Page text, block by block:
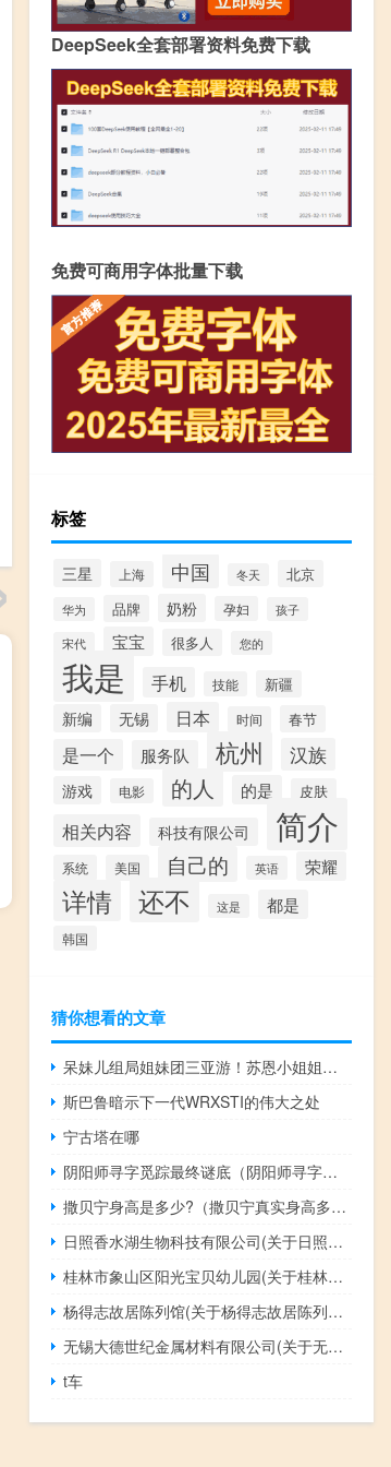
DeepSeek全套部署资料免费下载
免费可商用字体批量下载
标签
三星 上海 中国 冬天 北京
华为 品牌 奶粉 孕妇 孩子
宋代 宝宝 很多人 您的
我是 手机 技能 新疆
新编 无锡 日本 时间 春节
是一个 服务队 杭州 汉族
游戏 电影 的人 的是 皮肤
相关内容 科技有限公司 简介
系统 美国 自己的 英语 荣耀
详情 还不 这是 都是
韩国
猜你想看的文章
呆妹儿组局姐妹团三亚游！苏恩小姐姐顺利加入
斯巴鲁暗示下一代WRXSTI的伟大之处
宁古塔在哪
阴阳师寻字觅踪最终谜底（阴阳师寻字觅踪谜底）
撒贝宁身高是多少?（撒贝宁真实身高多少（图文））
日照香水湖生物科技有限公司(关于日照香水湖生物科技有限公司的简介)
桂林市象山区阳光宝贝幼儿园(关于桂林市象山区阳光宝贝幼儿园的简介)
杨得志故居陈列馆(关于杨得志故居陈列馆的简介)
无锡大德世纪金属材料有限公司(关于无锡大德世纪金属材料有限公司的简介)
t车